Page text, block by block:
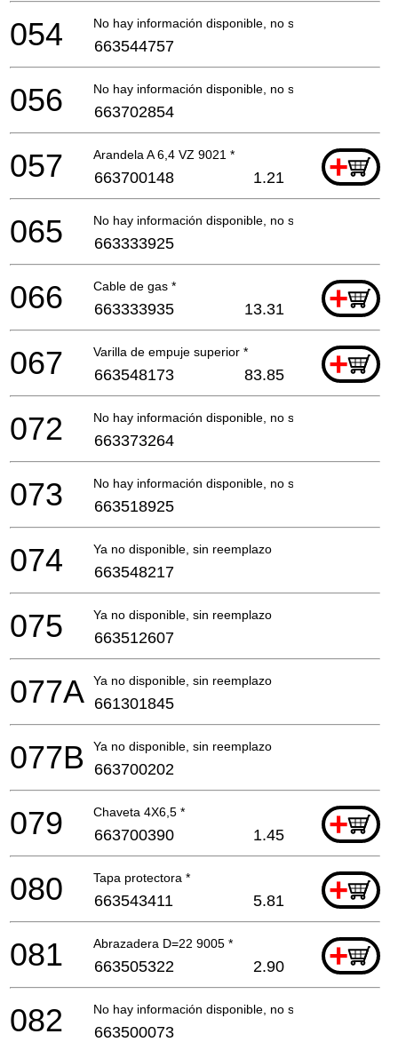
No hay información disponible, no se puede pedir
054 663544757
No hay información disponible, no se puede pedir
056 663702854
Arandela A 6,4 VZ 9021 * +
057 663700148 1.21
No hay información disponible, no se puede pedir
065 663333925
Cable de gas * +
066 663333935 13.31
Varilla de empuje superior * +
067 663548173 83.85
No hay información disponible, no se puede pedir
072 663373264
No hay información disponible, no se puede pedir
073 663518925
Ya no disponible, sin reemplazo
074 663548217
Ya no disponible, sin reemplazo
075 663512607
Ya no disponible, sin reemplazo
077A 661301845
Ya no disponible, sin reemplazo
077B 663700202
Chaveta 4X6,5 * +
079 663700390 1.45
Tapa protectora * +
080 663543411 5.81
Abrazadera D=22 9005 * +
081 663505322 2.90
No hay información disponible, no se puede pedir
082 663500073